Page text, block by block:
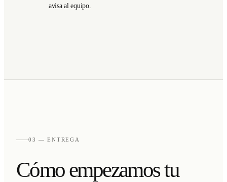
avisa al equipo.
03 — ENTREGA
Cómo empezamos tu